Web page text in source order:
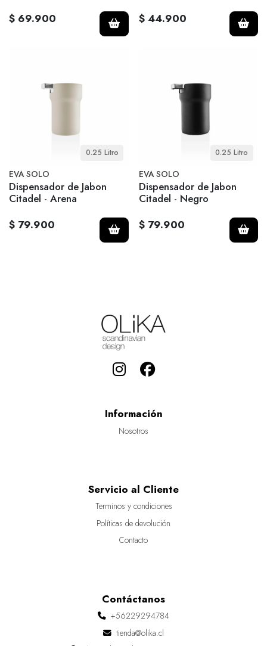
$ 69.900
$ 44.900
0.25 Litro
EVA SOLO
Dispensador de Jabon
Citadel - Arena
$ 79.900
0.25 Litro
EVA SOLO
Dispensador de Jabon
Citadel - Negro
$ 79.900
Información
Nosotros
Servicio al Cliente
Terminos y condiciones
Políticas de devolución
Contacto
Contáctanos
+56229294784
tienda@olika.cl